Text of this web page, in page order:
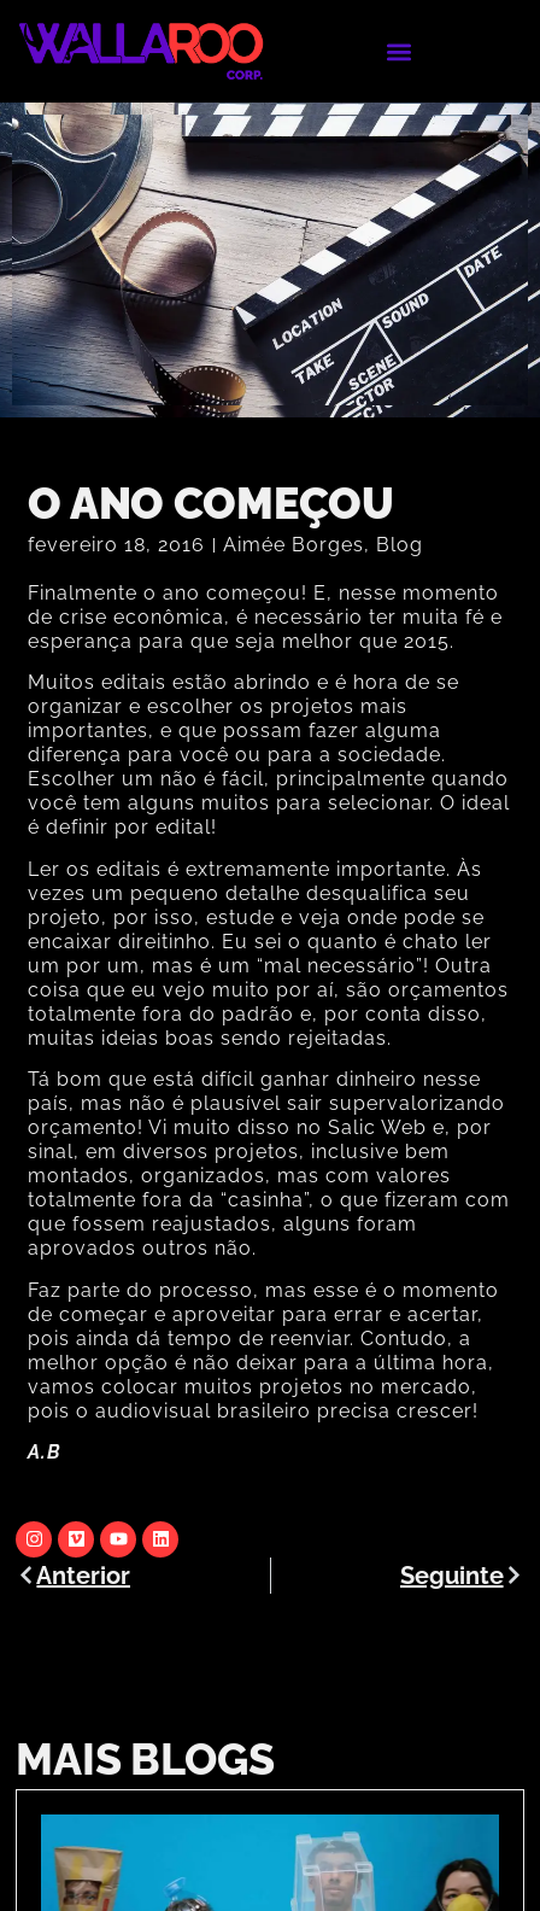
O ANO COMEÇOU
fevereiro 18, 2016 Aimée Borges, Blog
Finalmente o ano começou! E, nesse momento
de crise econômica, é necessário ter muita fé e
esperança para que seja melhor que 2015.
Muitos editais estão abrindo e é hora de se
organizar e escolher os projetos mais
importantes, e que possam fazer alguma
diferença para você ou para a sociedade.
Escolher um não é fácil, principalmente quando
você tem alguns muitos para selecionar. O ideal
é definir por edital!
Ler os editais é extremamente importante. Às
vezes um pequeno detalhe desqualifica seu
projeto, por isso, estude e veja onde pode se
encaixar direitinho. Eu sei o quanto é chato ler
um por um, mas é um “mal necessário”! Outra
coisa que eu vejo muito por aí, são orçamentos
totalmente fora do padrão e, por conta disso,
muitas ideias boas sendo rejeitadas.
Tá bom que está difícil ganhar dinheiro nesse
país, mas não é plausível sair supervalorizando
orçamento! Vi muito disso no Salic Web e, por
sinal, em diversos projetos, inclusive bem
montados, organizados, mas com valores
totalmente fora da “casinha”, o que fizeram com
que fossem reajustados, alguns foram
aprovados outros não.
Faz parte do processo, mas esse é o momento
de começar e aproveitar para errar e acertar,
pois ainda dá tempo de reenviar. Contudo, a
melhor opção é não deixar para a última hora,
vamos colocar muitos projetos no mercado,
pois o audiovisual brasileiro precisa crescer!
A.B
Anterior Seguinte
MAIS BLOGS